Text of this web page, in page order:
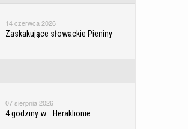
14 czerwca 2026
Zaskakujące słowackie Pieniny
07 sierpnia 2026
4 godziny w …Heraklionie